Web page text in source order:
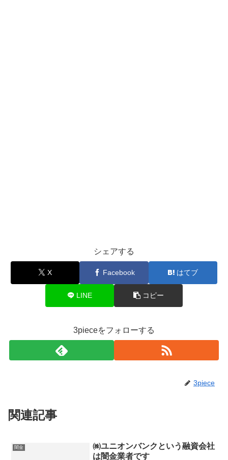
シェアする
X Facebook はてブ
LINE コピー
3pieceをフォローする
3piece
関連記事
闇金
㈱ユニオンバンクという融資会社
は闇金業者です